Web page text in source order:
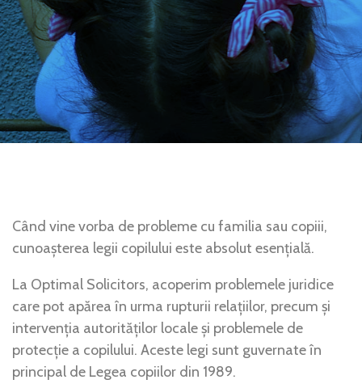
Când vine vorba de probleme cu familia sau copiii,
cunoașterea legii copilului este absolut esențială.
La Optimal Solicitors, acoperim problemele juridice
care pot apărea în urma rupturii relațiilor, precum și
intervenția autorităților locale și problemele de
protecție a copilului. Aceste legi sunt guvernate în
principal de Legea copiilor din 1989.